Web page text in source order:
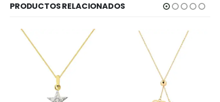
PRODUCTOS RELACIONADOS